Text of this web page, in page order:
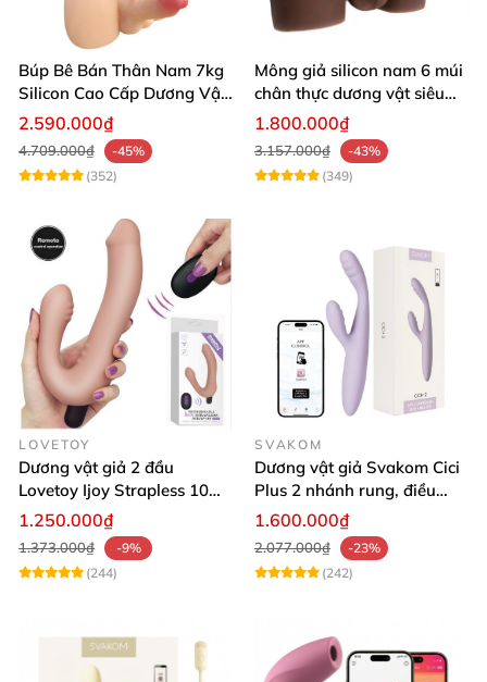
Búp Bê Bán Thân Nam 7kg
Silicon Cao Cấp Dương Vật
Giả Chân Thật Thiết Kế Cơ
Bắp Quyến Rũ
2.590.000₫
4.709.000₫
-45%
(352)
Mông giả silicon nam 6 múi
chân thực dương vật siêu
thật
1.800.000₫
3.157.000₫
-43%
(349)
LOVETOY
Dương vật giả 2 đầu
Lovetoy Ijoy Strapless 10
chế độ rung siêu kích thích
1.250.000₫
1.373.000₫
-9%
(244)
SVAKOM
Dương vật giả Svakom Cici
Plus 2 nhánh rung, điều
khiển App dễ dùng, kích
thích cực mạnh
1.600.000₫
2.077.000₫
-23%
(242)